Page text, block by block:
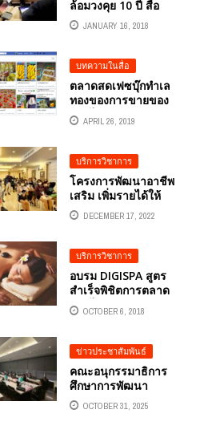
ล้อมวงคุย 10 ปี สื่อ
สาธารณะ ก้าวต่อไป
THAI PBS
JANUARY 16, 2018
บทความในสื่อ
ตลาดสดเฟซบุ๊กทำเล
ทองของการขายของ
ออนไลน์
APRIL 26, 2019
บริการวิชาการ
โครงการพัฒนาอาชีพ
เสริม เพิ่มรายได้ให้
ชุมชนดีพร้อม (อาชีพ
ดีพร้อม) อ.ดร.ต้นรัก
วิทยาลัยเทคโนโลยี
พณิชยการราชดำเนิน
DECEMBER 17, 2022
บริการวิชาการ
อบรม DIGISPA สูตร
สำเร็จพิชิตการตลาด
ออนไลน์ผ่านเฟซบุ๊ก
สำหรับธุรกิจร้านนวด
OCTOBER 6, 2018
ข่าวประชาสัมพันธ์
คณะอนุกรรมาธิการ
ศึกษาการพัฒนา
เทคโนโลยีและ
นวัตกรรมให้เท่าทันต่อ
OCTOBER 31, 2025
เงิน แขวงออเงิน
All rights reserved.2019